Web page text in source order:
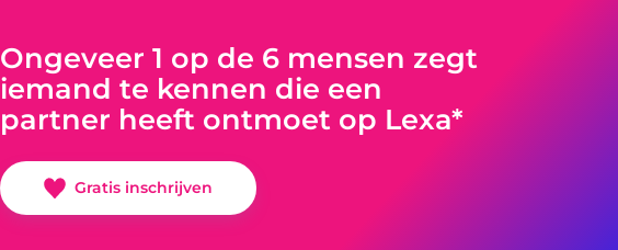
Ongeveer 1 op de 6 mensen zegt
iemand te kennen die een
partner heeft ontmoet op Lexa*
Gratis inschrijven